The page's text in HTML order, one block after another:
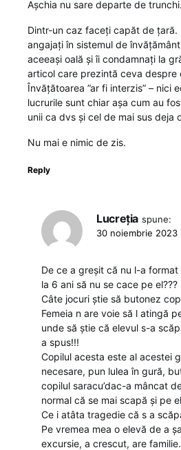
Așchia nu sare departe de trunchi.
Dintr-un caz faceți capăt de țară.
angajați în sistemul de
aceeași oală și îi condamnați la
articol care prezintă ceva despre
Învățătoarea ”ar fi interzis” – nici
lucrurile sunt chiar așa cum au
unii ca dvs și cel de mai sus deja
Nu mai e nimic de zis.
Reply
Lucreția spune:
30 noiembrie 2023
De ce a greșit că nu l-a
la 6 ani să nu se cace pe el???
Câte jocuri știe să butonez
Femeia n are voie să l atingă
unde să știe că elevul s-a
a spus!!!
Copilul acesta este al acestei
necesare, pun lulea în gură,
copilul saracu’dac-a mâncat
normal că se mai scapă și pe
Ce i atâta tragedie că s a
Pe vremea mea o elevă de a
excursie, a crescut, are